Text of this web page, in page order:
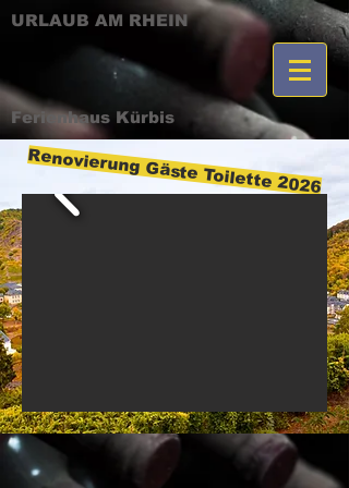
URLAUB AM RHEIN
Ferienhaus Kürbis
Renovierung Gäste Toilette 2026